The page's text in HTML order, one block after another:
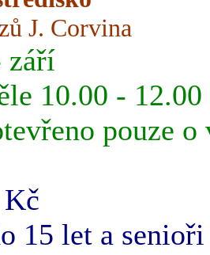
J. Corvina
září
10.00 -
pouze o
15 let a